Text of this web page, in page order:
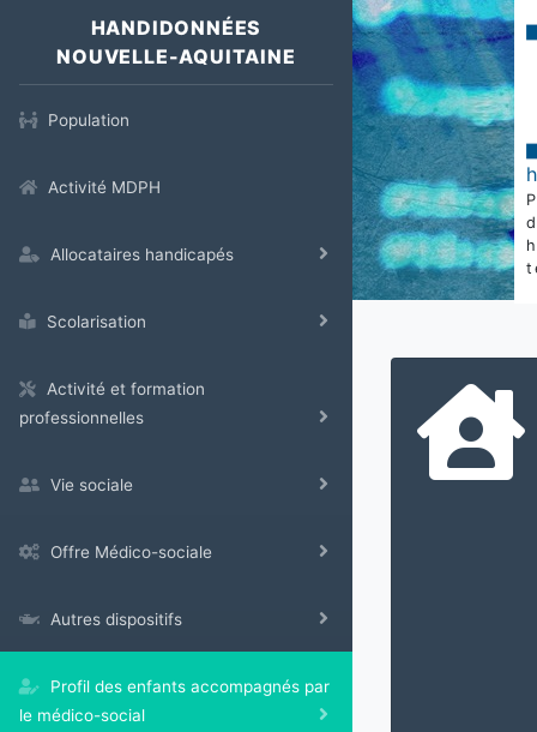
HANDIDONNÉES
NOUVELLE-AQUITAINE
Population
Activité MDPH
Allocataires handicapés
Scolarisation
Activité et formation
professionnelles
Vie sociale
Offre Médico-sociale
Autres dispositifs
Profil des enfants accompagnés par
le médico-social